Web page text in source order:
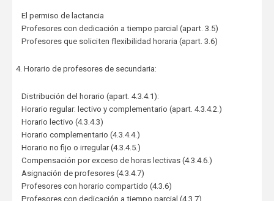
El permiso de lactancia
Profesores con dedicación a tiempo parcial (apart. 3.5)
Profesores que soliciten flexibilidad horaria (apart. 3.6)
4. Horario de profesores de secundaria:
Distribución del horario (apart. 4.3.4.1):
Horario regular: lectivo y complementario (apart. 4.3.4.2.)
Horario lectivo (4.3.4.3)
Horario complementario (4.3.4.4.)
Horario no fijo o irregular (4.3.4.5.)
Compensación por exceso de horas lectivas (4.3.4.6.)
Asignación de profesores (4.3.4.7)
Profesores con horario compartido (4.3.6)
Profesores con dedicación a tiempo parcial (4.3.7)